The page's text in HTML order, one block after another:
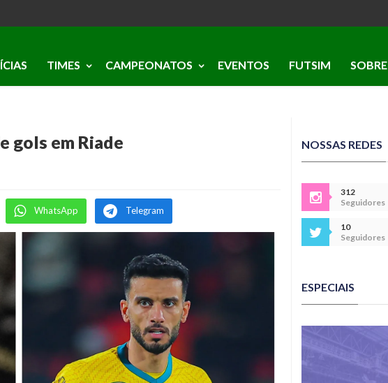
TIMES CAMPEONATOS EVENTOS FUTSIM SOBRE
gols em Riade
WhatsApp Telegram
NOSSAS REDES
312
Seguidores
10
Seguidores
ESPECIAIS